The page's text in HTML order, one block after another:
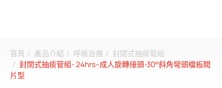
首頁 產品介紹 呼吸治療
封閉式抽痰管組
封閉式抽痰管組- 24hrs–成人旋轉接頭-30°斜角彎頭檔板閥
片型
搜尋